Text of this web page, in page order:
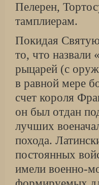
Пелерен,
тамплиерам.
Покидая
то, что назвали
рыцарей (с
в равной мере
счет коро­ля
он был отдан
лучших
похода.
постоянных
имели военно-